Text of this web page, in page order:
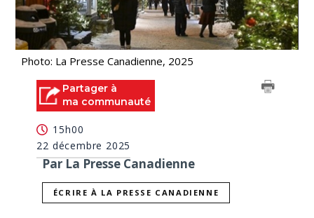
Photo: La Presse Canadienne, 2025
Partager à
ma communauté
15h00
22 décembre 2025
Par La Presse Canadienne
ÉCRIRE À LA PRESSE CANADIENNE